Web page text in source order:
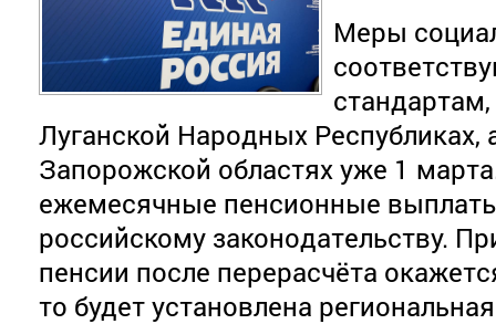
Меры
Луганской Народных Республиках,
Запорожской областях уже 1
ежемесячные пенсионные
российскому законодательству.
пенсии после перерасчёта
то будет установлена